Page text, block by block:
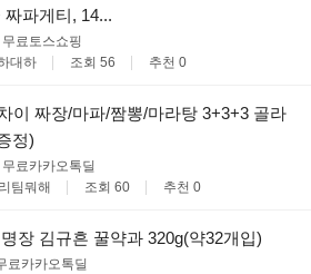
짜파게티, 14...
료토스쇼핑
대하 조회 56 추천 0
이 짜장/마파/짬뽕/마라탕 3+3+3 골라
정)
료카카오톡딜
팀뭐해 조회 60 추천 0
장 김규흔 꿀약과 320g(약32개입)
료카카오톡딜